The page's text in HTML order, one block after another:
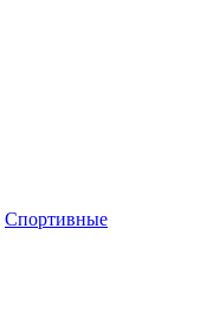
Спортивные